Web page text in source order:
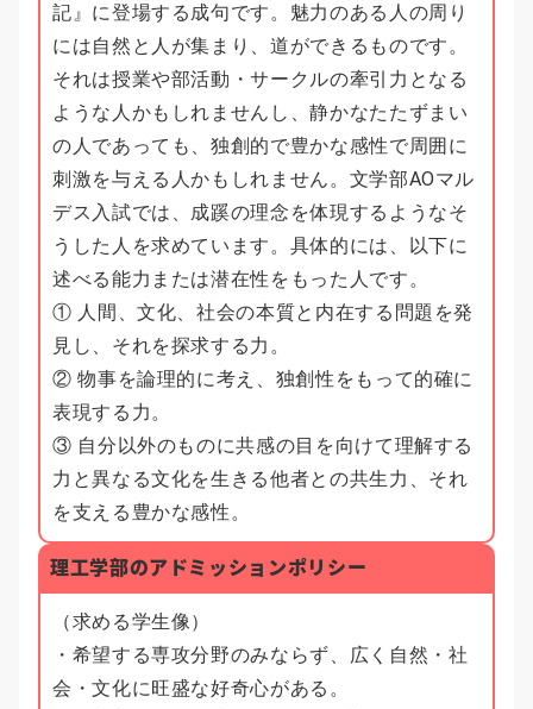
記』に登場する成句です。魅力のある人の周り
には自然と人が集まり、道ができるものです。
それは授業や部活動・サークルの牽引力となる
ような人かもしれませんし、静かなたたずまい
の人であっても、独創的で豊かな感性で周囲に
刺激を与える人かもしれません。文学部AOマル
デス入試では、成蹊の理念を体現するようなそ
うした人を求めています。具体的には、以下に
述べる能力または潜在性をもった人です。
① 人間、文化、社会の本質と内在する問題を発
見し、それを探求する力。
② 物事を論理的に考え、独創性をもって的確に
表現する力。
③ 自分以外のものに共感の目を向けて理解する
力と異なる文化を生きる他者との共生力、それ
を支える豊かな感性。
理工学部のアドミッションポリシー
（求める学生像）
・希望する専攻分野のみならず、広く自然・社
会・文化に旺盛な好奇心がある。